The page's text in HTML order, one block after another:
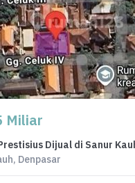
Miliar
Denpasar